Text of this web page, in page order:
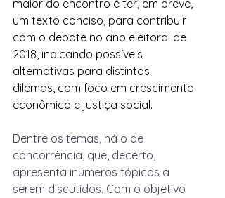
maior do encontro é ter, em breve,
um texto conciso, para contribuir
com o debate no ano eleitoral de
2018, indicando possíveis
alternativas para distintos
dilemas, com foco em crescimento
econômico e justiça social.
Dentre os temas, há o de
concorrência, que, decerto,
apresenta inúmeros tópicos a
serem discutidos. Com o objetivo